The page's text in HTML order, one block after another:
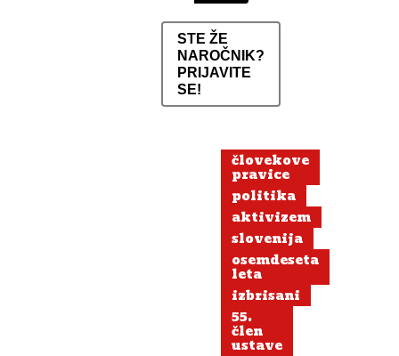
STE ŽE
NAROČNIK?
PRIJAVITE
SE!
človekove
pravice
politika
aktivizem
slovenija
osemdeseta
leta
izbrisani
55.
člen
ustave